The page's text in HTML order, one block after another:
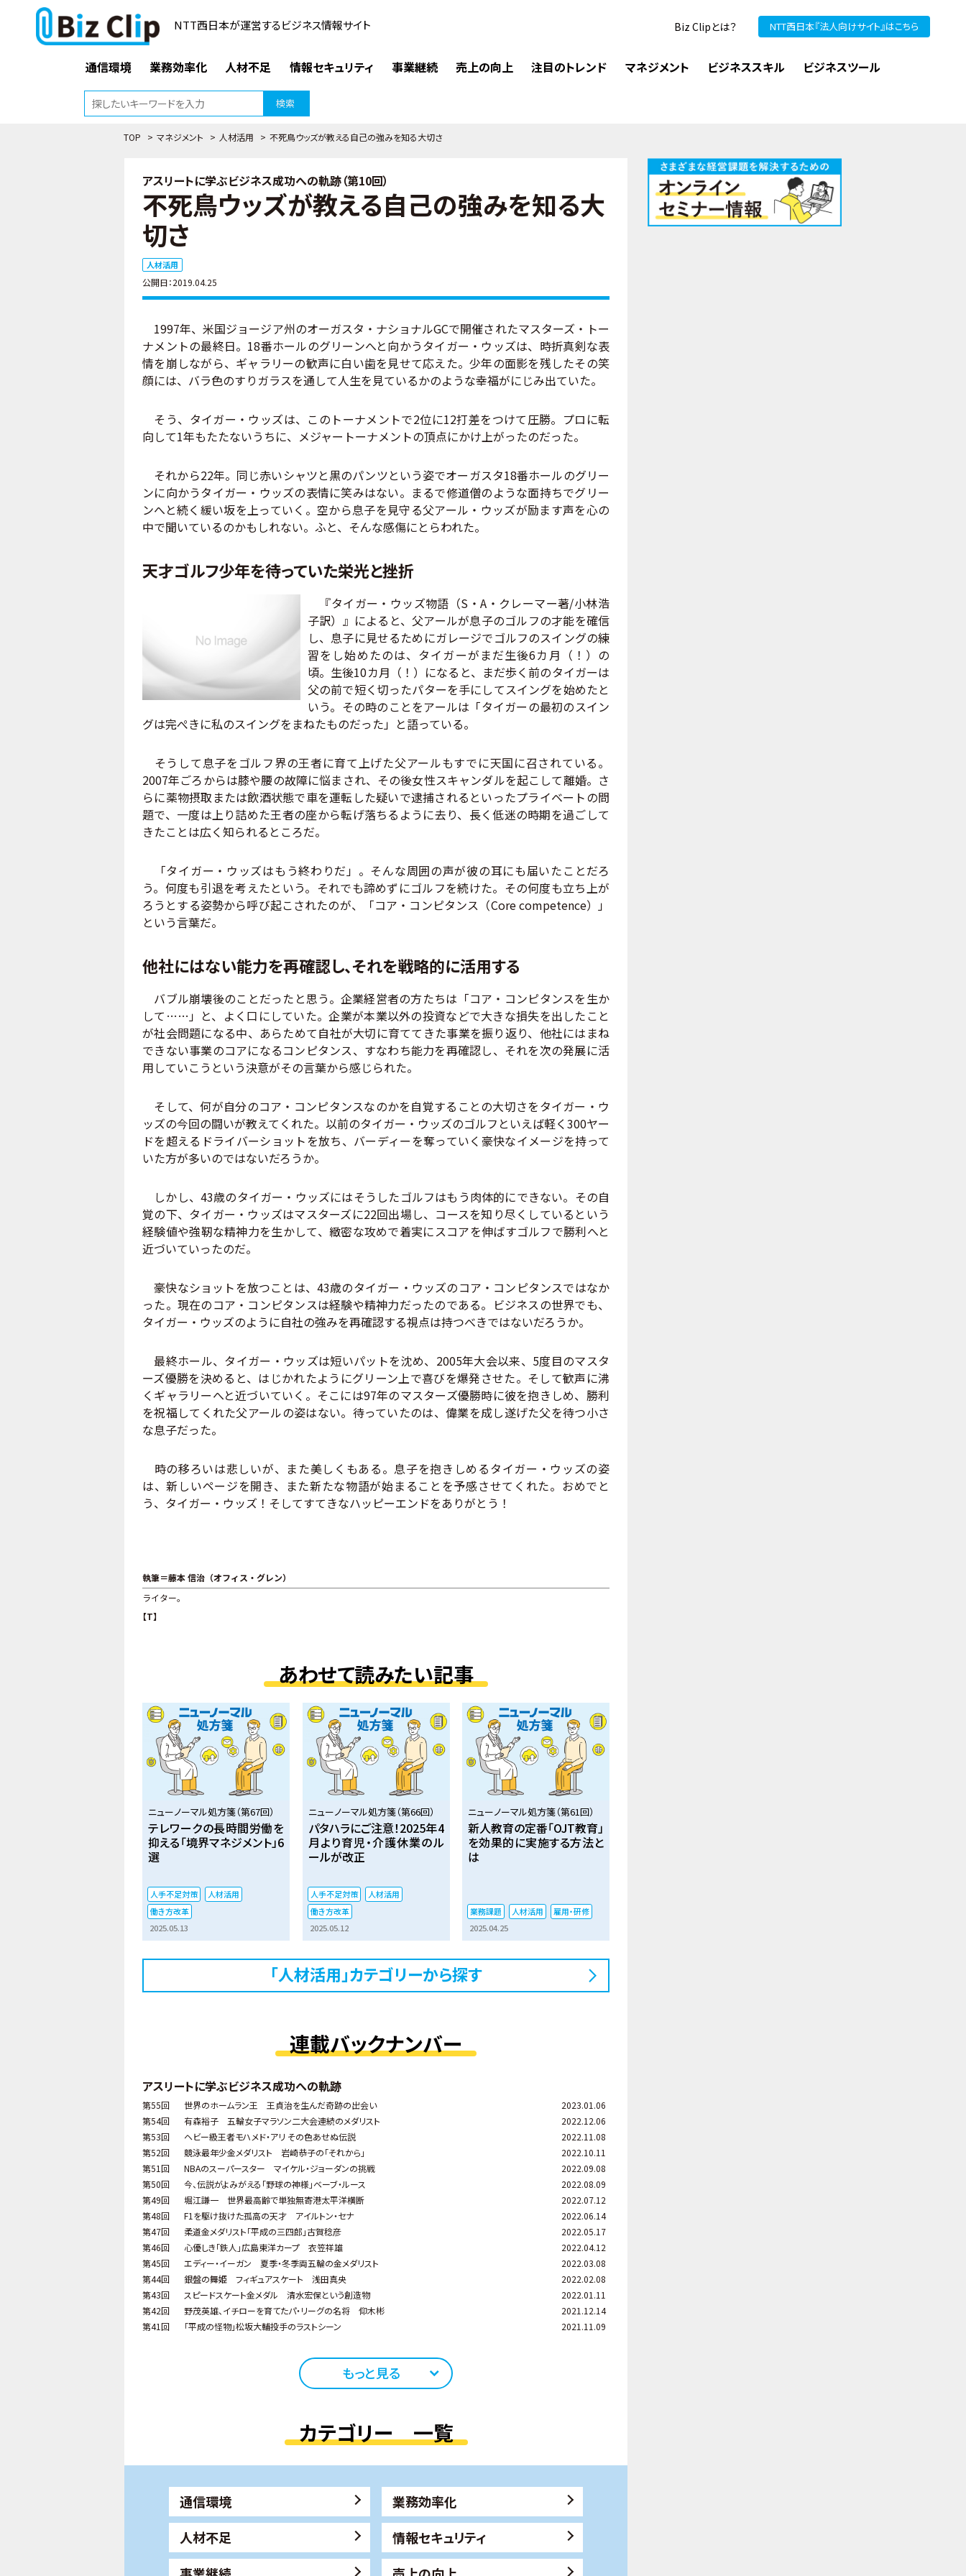
NTT西日本が運営するビジネス情報サイト Biz Clipとは？ NTT西日本『法人向けサイト』はこちら
通信環境 業務効率化 人材不足 情報セキュリティ 事業継続 売上の向上 注目のトレンド マネジメント ビジネススキル ビジネスツール
検索
TOP > マネジメント > 人材活用 > 不死鳥ウッズが教える自己の強みを知る大切さ
アスリートに学ぶビジネス成功への軌跡（第10回）
不死鳥ウッズが教える自己の強みを知る大
切さ
人材活用
公開日：2019.04.25
1997年、米国ジョージア州のオーガスタ・ナショナルGCで開催されたマスターズ・トー
ナメントの最終日。18番ホールのグリーンへと向かうタイガー・ウッズは、時折真剣な表
情を崩しながら、ギャラリーの歓声に白い歯を見せて応えた。少年の面影を残したその笑
顔には、バラ色のすりガラスを通して人生を見ているかのような幸福がにじみ出ていた。
そう、タイガー・ウッズは、このトーナメントで2位に12打差をつけて圧勝。プロに転
向して1年もたたないうちに、メジャートーナメントの頂点にかけ上がったのだった。
それから22年。同じ赤いシャツと黒のパンツという姿でオーガスタ18番ホールのグリー
ンに向かうタイガー・ウッズの表情に笑みはない。まるで修道僧のような面持ちでグリー
ンへと続く緩い坂を上っていく。空から息子を見守る父アール・ウッズが励ます声を心の
中で聞いているのかもしれない。ふと、そんな感傷にとらわれた。
天才ゴルフ少年を待っていた栄光と挫折
『タイガー・ウッズ物語（S・A・クレーマー著/小林浩
子訳）』によると、父アールが息子のゴルフの才能を確信
し、息子に見せるためにガレージでゴルフのスイングの練
習をし始めたのは、タイガーがまだ生後6カ月（！）の
頃。生後10カ月（！）になると、まだ歩く前のタイガーは
父の前で短く切ったパターを手にしてスイングを始めたと
いう。その時のことをアールは「タイガーの最初のスイン
グは完ぺきに私のスイングをまねたものだった」と語っている。
そうして息子をゴルフ界の王者に育て上げた父アールもすでに天国に召されている。
2007年ごろからは膝や腰の故障に悩まされ、その後女性スキャンダルを起こして離婚。さ
らに薬物摂取または飲酒状態で車を運転した疑いで逮捕されるといったプライベートの問
題で、一度は上り詰めた王者の座から転げ落ちるように去り、長く低迷の時期を過ごして
きたことは広く知られるところだ。
「タイガー・ウッズはもう終わりだ」。そんな周囲の声が彼の耳にも届いたことだろ
う。何度も引退を考えたという。それでも諦めずにゴルフを続けた。その何度も立ち上が
ろうとする姿勢から呼び起こされたのが、「コア・コンピタンス（Core competence）」
という言葉だ。
他社にはない能力を再確認し、それを戦略的に活用する
バブル崩壊後のことだったと思う。企業経営者の方たちは「コア・コンピタンスを生か
して……」と、よく口にしていた。企業が本業以外の投資などで大きな損失を出したこと
が社会問題になる中、あらためて自社が大切に育ててきた事業を振り返り、他社にはまね
できない事業のコアになるコンピタンス、すなわち能力を再確認し、それを次の発展に活
用していこうという決意がその言葉から感じられた。
そして、何が自分のコア・コンピタンスなのかを自覚することの大切さをタイガー・ウ
ッズの今回の闘いが教えてくれた。以前のタイガー・ウッズのゴルフといえば軽く300ヤー
ドを超えるドライバーショットを放ち、バーディーを奪っていく豪快なイメージを持って
いた方が多いのではないだろうか。
しかし、43歳のタイガー・ウッズにはそうしたゴルフはもう肉体的にできない。その自
覚の下、タイガー・ウッズはマスターズに22回出場し、コースを知り尽くしているという
経験値や強靭な精神力を生かして、緻密な攻めで着実にスコアを伸ばすゴルフで勝利へと
近づいていったのだ。
豪快なショットを放つことは、43歳のタイガー・ウッズのコア・コンピタンスではなか
った。現在のコア・コンピタンスは経験や精神力だったのである。ビジネスの世界でも、
タイガー・ウッズのように自社の強みを再確認する視点は持つべきではないだろうか。
最終ホール、タイガー・ウッズは短いパットを沈め、2005年大会以来、5度目のマスタ
ーズ優勝を決めると、はじかれたようにグリーン上で喜びを爆発させた。そして歓声に沸
くギャラリーへと近づいていく。そこには97年のマスターズ優勝時に彼を抱きしめ、勝利
を祝福してくれた父アールの姿はない。待っていたのは、偉業を成し遂げた父を待つ小さ
な息子だった。
時の移ろいは悲しいが、また美しくもある。息子を抱きしめるタイガー・ウッズの姿
は、新しいページを開き、また新たな物語が始まることを予感させてくれた。おめでと
う、タイガー・ウッズ！そしてすてきなハッピーエンドをありがとう！
執筆＝藤本 信治（オフィス・グレン）
ライター。
【T】
あわせて読みたい記事
ニューノーマル処方箋（第67回）
テレワークの長時間労働を
抑える「境界マネジメント」6
選
人手不足対策
人材活用
働き方改革
2025.05.13
ニューノーマル処方箋（第66回）
パタハラにご注意！2025年4
月より育児・介護休業のル
ールが改正
人手不足対策
人材活用
働き方改革
2025.05.12
ニューノーマル処方箋（第61回）
新人教育の定番「OJT教育」
を効果的に実施する方法と
は
業務課題 人材活用
雇用・研修
2025.04.25
「人材活用」カテゴリーから探す
連載バックナンバー
アスリートに学ぶビジネス成功への軌跡
第55回 世界のホームラン王 王貞治を生んだ奇跡の出会い
2023.01.06
第54回
有森裕子 五輪女子マラソン二大会連続のメダリスト
2022.12.06
第53回
ヘビー級王者モハメド・アリ その色あせぬ伝説
2022.11.08
第52回
競泳最年少金メダリスト 岩崎恭子の「それから」
2022.10.11
第51回
NBAのスーパースター マイケル・ジョーダンの挑戦
2022.09.08
第50回
今、伝説がよみがえる「野球の神様」ベーブ・ルース
2022.08.09
第49回
堀江謙一 世界最高齢で単独無寄港太平洋横断
2022.07.12
第48回
F1を駆け抜けた孤高の天才 アイルトン・セナ
2022.06.14
第47回
柔道金メダリスト「平成の三四郎」古賀稔彦
2022.05.17
第46回
心優しき「鉄人」広島東洋カープ 衣笠祥雄
2022.04.12
第45回
エディー・イーガン 夏季・冬季両五輪の金メダリスト
2022.03.08
第44回
銀盤の舞姫 フィギュアスケート 浅田真央
2022.02.08
第43回
スピードスケート金メダル 清水宏保という創造物
2022.01.11
第42回
野茂英雄、イチローを育てたパ・リーグの名将 仰木彬
2021.12.14
第41回
「平成の怪物」松坂大輔投手のラストシーン 2021.11.09
もっと見る
カテゴリー 一覧
通信環境
業務効率化
人材不足
情報セキュリティ